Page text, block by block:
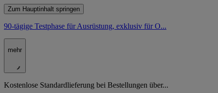
Zum Hauptinhalt springen
90-tägige Testphase für Ausrüstung, exklusiv für O...
mehr
Kostenlose Standardlieferung bei Bestellungen über...